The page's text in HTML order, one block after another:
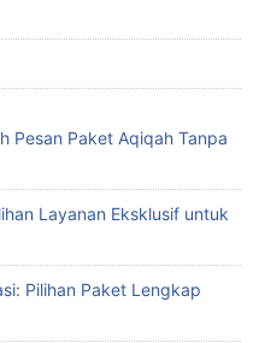
Pesan Paket Aqiqah Tanpa
Layanan Eksklusif untuk
Pilihan Paket Lengkap